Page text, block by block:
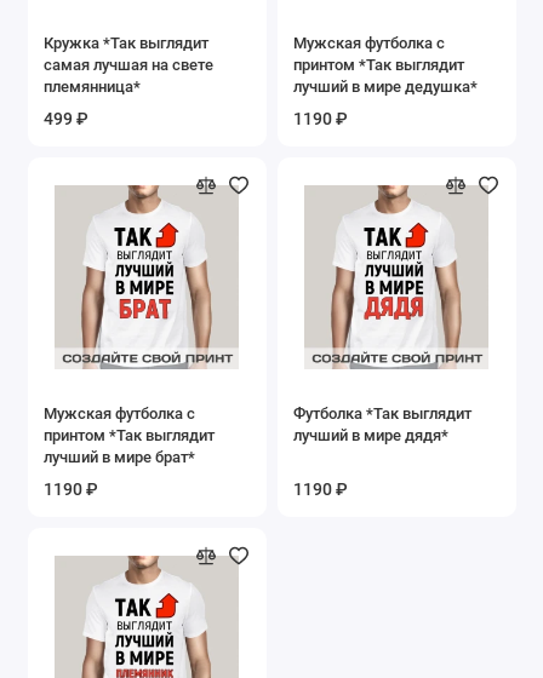
Кружка *Так выглядит
самая лучшая на свете
племянница*
499 ₽
Мужская футболка с
принтом *Так выглядит
лучший в мире дедушка*
1190 ₽
Мужская футболка с
принтом *Так выглядит
лучший в мире брат*
1190 ₽
Футболка *Так выглядит
лучший в мире дядя*
1190 ₽